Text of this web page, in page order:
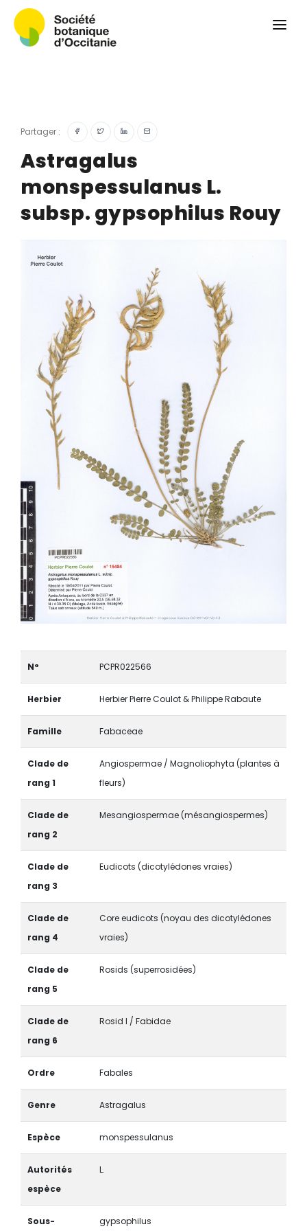
Herbier PCPR
Ressources
Actualités et calendrier
Partager :
Astragalus
monspessulanus L.
subsp. gypsophilus Rouy
N° PCPR022566
Herbier Herbier Pierre Coulot & Philippe Rabaute
Famille Fabaceae
Clade de
rang 1
Angiospermae / Magnoliophyta (plantes à
fleurs)
Clade de
rang 2
Mesangiospermae (mésangiospermes)
Clade de
rang 3
Eudicots (dicotylédones vraies)
Clade de
rang 4
Core eudicots (noyau des dicotylédones
vraies)
Clade de
rang 5
Rosids (superrosidées)
Clade de
rang 6
Rosid I / Fabidae
Ordre Fabales
Genre Astragalus
Espèce monspessulanus
Autorités
espèce
L.
Sous- gypsophilus